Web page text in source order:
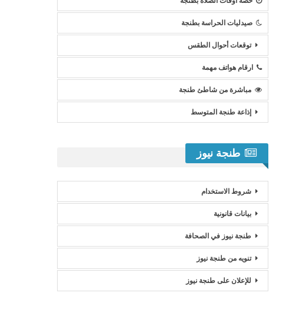
صيدليات الحراسة بطنجة
توقعات أحوال الطقس
ارقام هواتف مهمة
مباشرة من شاطئ طنجة
إذاعة طنجة المتوسط
طنجة نيوز
شروط الاستخدام
بيانات قانونية
طنجة نيوز في الصحافة
تنويه من طنجة نيوز
للإعلان على طنجة نيوز